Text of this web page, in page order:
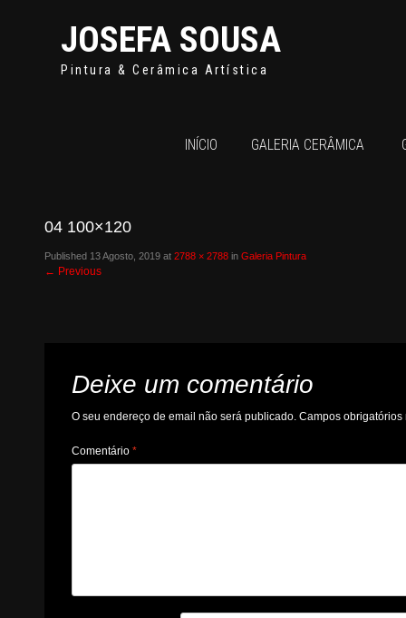
JOSEFA SOUSA
Pintura & Cerâmica Artística
INÍCIO GALERIA CERÂMICA
04 100×120
Published 13 Agosto, 2019 at2788 × 2788 inGaleria Pintura
← Previous
Deixe um comentário
O seu endereço de email não será publicado. Campos
Comentário*